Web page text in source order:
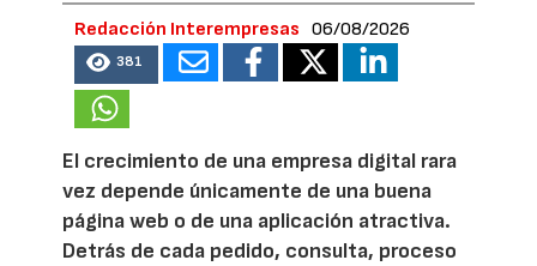
Redacción Interempresas 06/08/2026
381
El crecimiento de una empresa digital rara
vez depende únicamente de una buena
página web o de una aplicación atractiva.
Detrás de cada pedido, consulta, proceso